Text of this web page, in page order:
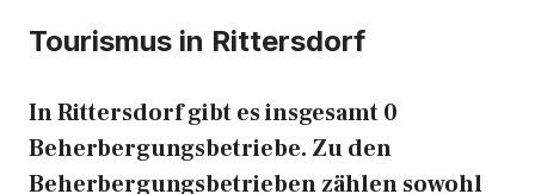
Tourismus in Rittersdorf
In Rittersdorf gibt es insgesamt 0
Beherbergungsbetriebe. Zu den
Beherbergungsbetrieben zählen sowohl